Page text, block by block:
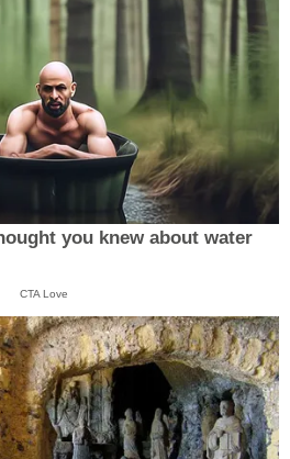
you knew about water
CTA Love